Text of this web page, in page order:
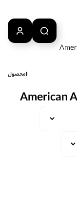
1محصول